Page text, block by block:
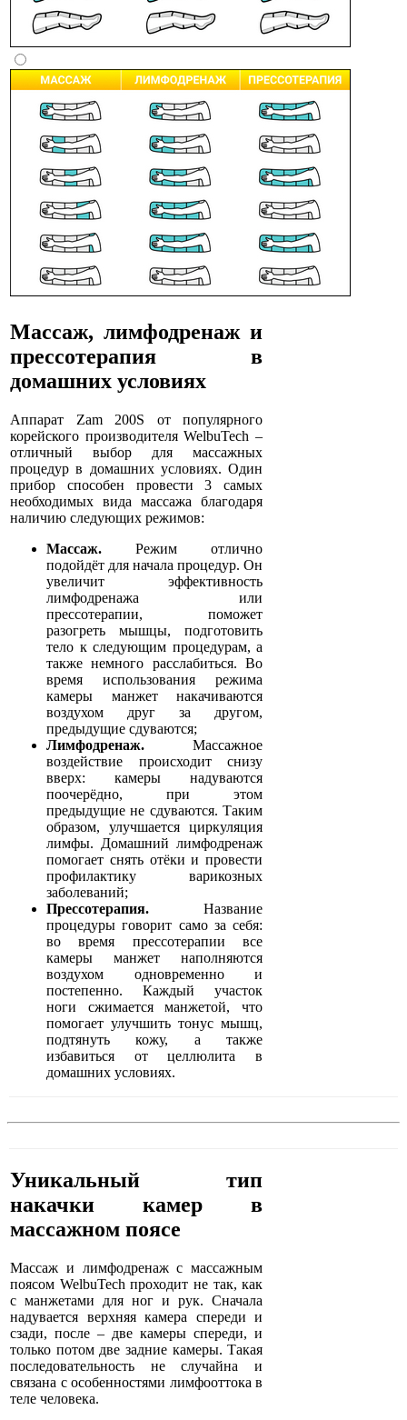
Массаж, лимфодренаж и
прессотерапия в
домашних условиях
Аппарат Zam 200S от популярного
корейского производителя WelbuTech –
отличный выбор для массажных
процедур в домашних условиях. Один
прибор способен провести 3 самых
необходимых вида массажа благодаря
наличию следующих режимов:
Массаж. Режим отлично
подойдёт для начала процедур. Он
увеличит эффективность
лимфодренажа или
прессотерапии, поможет
разогреть мышцы, подготовить
тело к следующим процедурам, а
также немного расслабиться. Во
время использования режима
камеры манжет накачиваются
воздухом друг за другом,
предыдущие сдуваются;
Лимфодренаж.Массажное
воздействие происходит снизу
вверх: камеры надуваются
поочерёдно, при этом
предыдущие не сдуваются. Таким
образом, улучшается циркуляция
лимфы. Домашний лимфодренаж
помогает снять отёки и провести
профилактику варикозных
заболеваний;
Прессотерапия. Название
процедуры говорит само за себя:
во время прессотерапии все
камеры манжет наполняются
воздухом одновременно и
постепенно. Каждый участок
ноги сжимается манжетой, что
помогает улучшить тонус мышц,
подтянуть кожу, а также
избавиться от целлюлита в
домашних условиях.
Уникальный тип
накачки камер в
массажном поясе
Массаж и лимфодренаж с массажным
поясом WelbuTech проходит не так, как
с манжетами для ног и рук. Сначала
надувается верхняя камера спереди и
сзади, после – две камеры спереди, и
только потом две задние камеры. Такая
последовательность не случайна и
связана с особенностями лимфооттока в
теле человека.